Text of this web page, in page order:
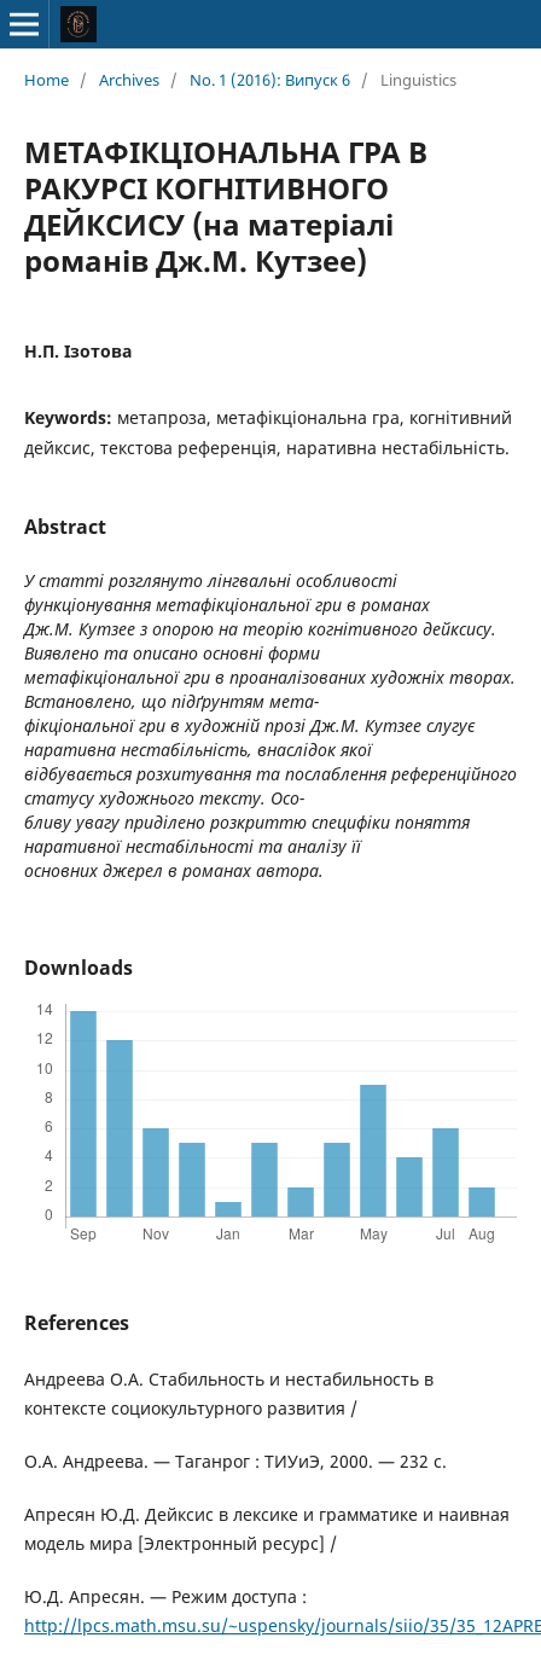
Home / Archives / No. 1 (2016): Випуск 6 / Linguistics
МЕТАФІКЦІОНАЛЬНА ГРА В
РАКУРСІ КОГНІТИВНОГО
ДЕЙКСИСУ (на матеріалі
романів Дж.М. Кутзее)
Н.П. Ізотова
Keywords: метапроза, метафікціональна гра, когнітивний
дейксис, текстова референція, наративна нестабільність.
Abstract
У статті розглянуто лінгвальні особливості
функціонування метафікціональної гри в романах
Дж.М. Кутзее з опорою на теорію когнітивного дейксису.
Виявлено та описано основні форми
метафікціональної гри в проаналізованих художніх творах.
Встановлено, що підґрунтям мета-
фікціональної гри в художній прозі Дж.М. Кутзее слугує
наративна нестабільність, внаслідок якої
відбувається розхитування та послаблення референційного
статусу художнього тексту. Осо-
бливу увагу приділено розкриттю специфіки поняття
наративної нестабільності та аналізу її
основних джерел в романах автора.
Downloads
References
Андреева О.А. Стабильность и нестабильность в
контексте социокультурного развития /
О.А. Андреева. — Таганрог : ТИУиЭ, 2000. — 232 с.
Апресян Ю.Д. Дейксис в лексике и грамматике и наивная
модель мира [Электронный ресурс] /
Ю.Д. Апресян. — Режим доступа :
http://lpcs.math.msu.su/~uspensky/journals/siio/35/